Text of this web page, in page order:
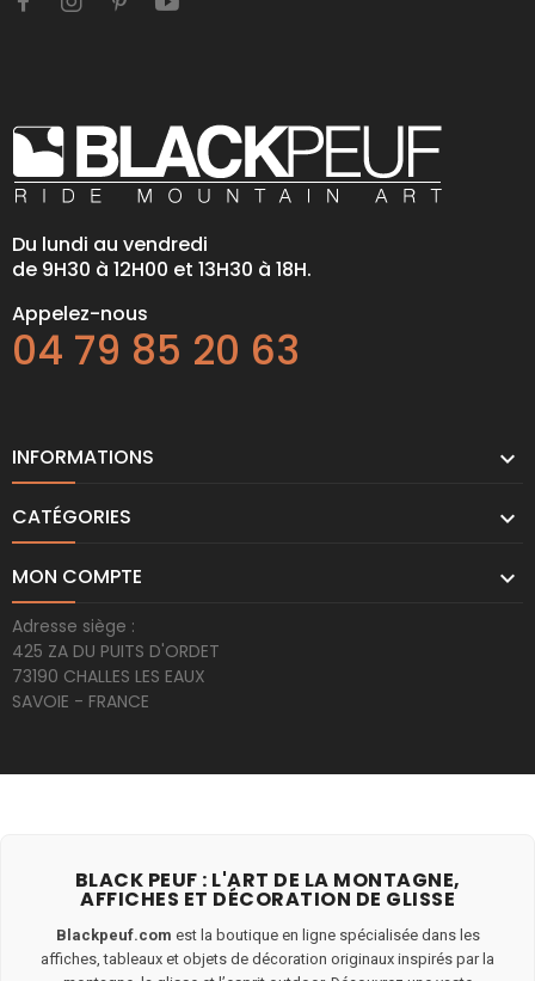
Du lundi au vendredi
de 9H30 à 12H00 et 13H30 à 18H.
Appelez-nous
04 79 85 20 63
INFORMATIONS 
CATÉGORIES 
MON COMPTE 
Adresse siège :
425 ZA DU PUITS D'ORDET
73190 CHALLES LES EAUX
SAVOIE - FRANCE
BLACK PEUF : L'ART DE LA MONTAGNE,
AFFICHES ET DÉCORATION DE GLISSE
Blackpeuf.com est la boutique en ligne spécialisée dans les
affiches, tableaux et objets de décoration originaux inspirés par la